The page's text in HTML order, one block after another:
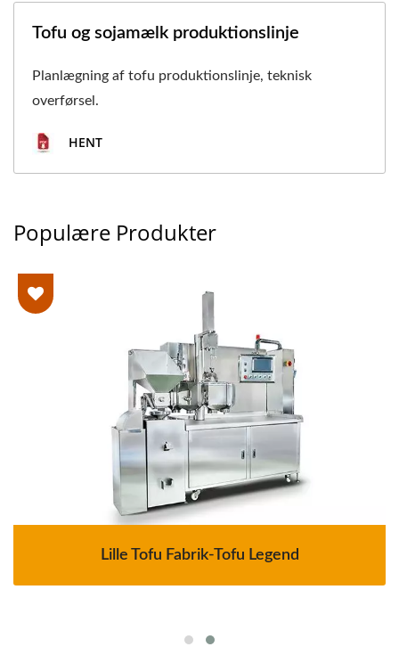
Tofu og sojamælk produktionslinje
Planlægning af tofu produktionslinje, teknisk
overførsel.
HENT
Populære Produkter
Lille Tofu Fabrik-Tofu Legend